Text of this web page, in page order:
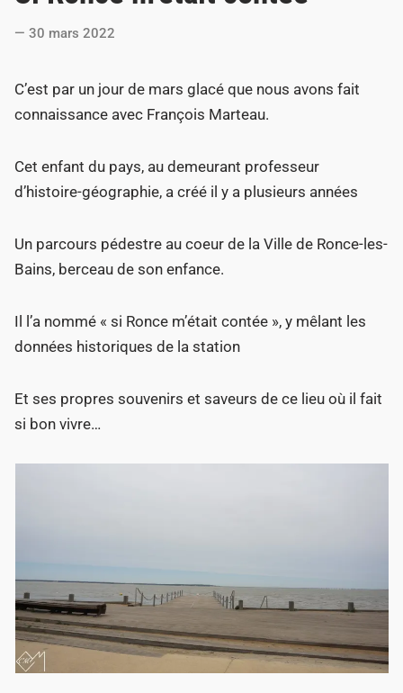
i
n
30 mars 2022
C’est par un jour de mars glacé que nous avons fait
connaissance avec François Marteau.
Cet enfant du pays, au demeurant professeur
d’histoire-géographie, a créé il y a plusieurs années
Un parcours pédestre au coeur de la Ville de Ronce-les-
Bains, berceau de son enfance.
Il l’a nommé « si Ronce m’était contée », y mêlant les
données historiques de la station
Et ses propres souvenirs et saveurs de ce lieu où il fait
si bon vivre…